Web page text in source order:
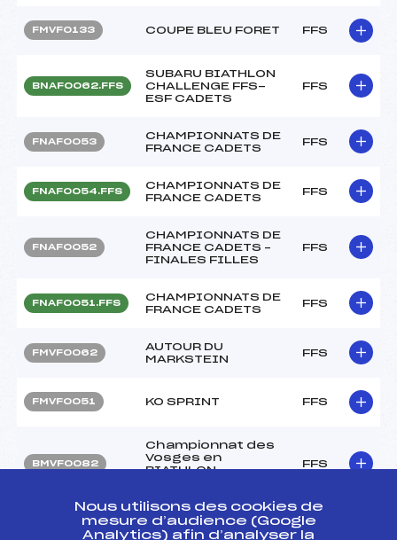
FMVF0133 COUPE BLEU FORET FFS
BNAF0062.FFS
SUBARU BIATHLON
CHALLENGE FFS-
ESF CADETS
FFS
FNAF0053
CHAMPIONNATS DE
FRANCE CADETS
FFS
FNAF0054.FFS
CHAMPIONNATS DE
FRANCE CADETS
FFS
FNAF0052
CHAMPIONNATS DE
FRANCE CADETS –
FINALES FILLES
FFS
FNAF0051.FFS
CHAMPIONNATS DE
FRANCE CADETS
FFS
FMVF0062
AUTOUR DU
MARKSTEIN
FFS
FMVF0051 KO SPRINT FFS
BMVF0082
Championnat des
Vosges en
BIATHLON
FFS
BNAF0031.FFS
SUBARU BIATHLON
CHALLENGE FFS-
FFS
Nous utilisons des cookies de
mesure d’audience (Google
Analytics) afin d’analyser la